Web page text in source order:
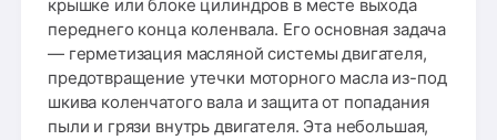
крышке или блоке цилиндров в месте выхода
переднего конца коленвала. Его основная задача
— герметизация масляной системы двигателя,
предотвращение утечки моторного масла из-под
шкива коленчатого вала и защита от попадания
пыли и грязи внутрь двигателя. Эта небольшая,